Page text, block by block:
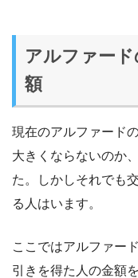
アルファー
額
現在のアルファード
大きくならないのか
た。しかしそれでも
る人はいます。
ここではアルファー
引きを得た人の金額